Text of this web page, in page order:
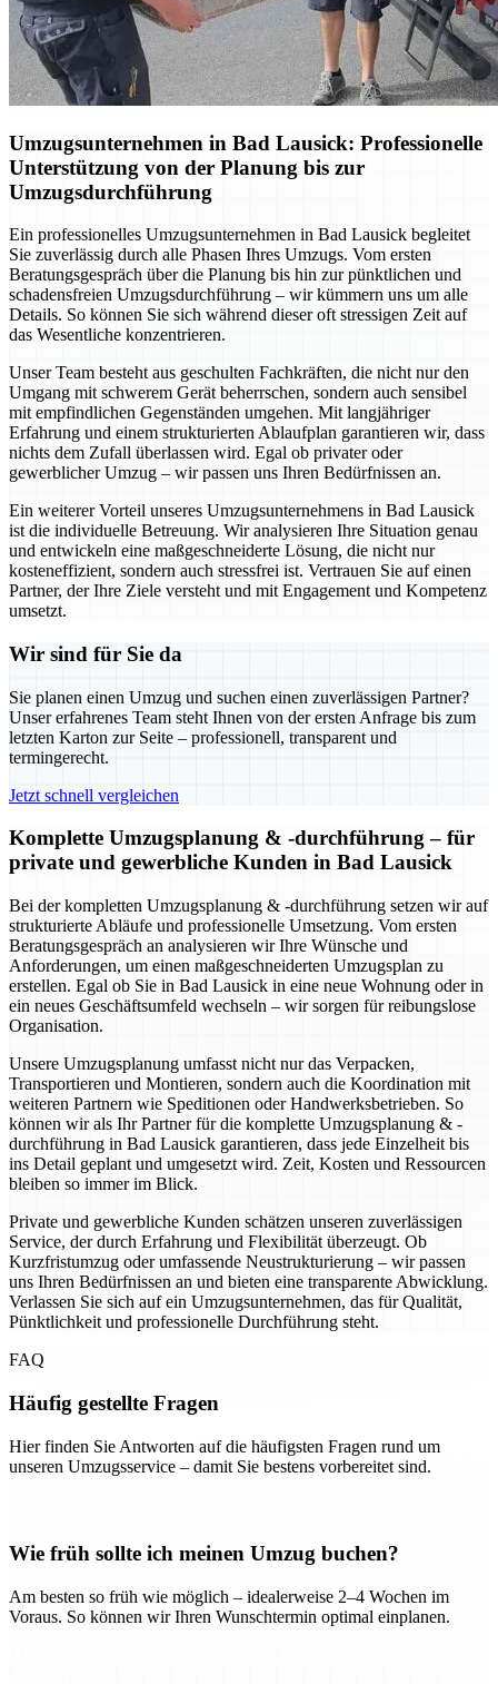
Umzugsunternehmen in Bad Lausick: Professionelle
Unterstützung von der Planung bis zur
Umzugsdurchführung
Ein professionelles Umzugsunternehmen in Bad Lausick begleitet
Sie zuverlässig durch alle Phasen Ihres Umzugs. Vom ersten
Beratungsgespräch über die Planung bis hin zur pünktlichen und
schadensfreien Umzugsdurchführung – wir kümmern uns um alle
Details. So können Sie sich während dieser oft stressigen Zeit auf
das Wesentliche konzentrieren.
Unser Team besteht aus geschulten Fachkräften, die nicht nur den
Umgang mit schwerem Gerät beherrschen, sondern auch sensibel
mit empfindlichen Gegenständen umgehen. Mit langjähriger
Erfahrung und einem strukturierten Ablaufplan garantieren wir, dass
nichts dem Zufall überlassen wird. Egal ob privater oder
gewerblicher Umzug – wir passen uns Ihren Bedürfnissen an.
Ein weiterer Vorteil unseres Umzugsunternehmens in Bad Lausick
ist die individuelle Betreuung. Wir analysieren Ihre Situation genau
und entwickeln eine maßgeschneiderte Lösung, die nicht nur
kosteneffizient, sondern auch stressfrei ist. Vertrauen Sie auf einen
Partner, der Ihre Ziele versteht und mit Engagement und Kompetenz
umsetzt.
Wir sind für Sie da
Sie planen einen Umzug und suchen einen zuverlässigen Partner?
Unser erfahrenes Team steht Ihnen von der ersten Anfrage bis zum
letzten Karton zur Seite – professionell, transparent und
termingerecht.
Jetzt schnell vergleichen
Komplette Umzugsplanung & -durchführung – für
private und gewerbliche Kunden in Bad Lausick
Bei der kompletten Umzugsplanung & -durchführung setzen wir auf
strukturierte Abläufe und professionelle Umsetzung. Vom ersten
Beratungsgespräch an analysieren wir Ihre Wünsche und
Anforderungen, um einen maßgeschneiderten Umzugsplan zu
erstellen. Egal ob Sie in Bad Lausick in eine neue Wohnung oder in
ein neues Geschäftsumfeld wechseln – wir sorgen für reibungslose
Organisation.
Unsere Umzugsplanung umfasst nicht nur das Verpacken,
Transportieren und Montieren, sondern auch die Koordination mit
weiteren Partnern wie Speditionen oder Handwerksbetrieben. So
können wir als Ihr Partner für die komplette Umzugsplanung & -
durchführung in Bad Lausick garantieren, dass jede Einzelheit bis
ins Detail geplant und umgesetzt wird. Zeit, Kosten und Ressourcen
bleiben so immer im Blick.
Private und gewerbliche Kunden schätzen unseren zuverlässigen
Service, der durch Erfahrung und Flexibilität überzeugt. Ob
Kurzfristumzug oder umfassende Neustrukturierung – wir passen
uns Ihren Bedürfnissen an und bieten eine transparente Abwicklung.
Verlassen Sie sich auf ein Umzugsunternehmen, das für Qualität,
Pünktlichkeit und professionelle Durchführung steht.
FAQ
Häufig gestellte Fragen
Hier finden Sie Antworten auf die häufigsten Fragen rund um
unseren Umzugsservice – damit Sie bestens vorbereitet sind.
Wie früh sollte ich meinen Umzug buchen?
Am besten so früh wie möglich – idealerweise 2–4 Wochen im
Voraus. So können wir Ihren Wunschtermin optimal einplanen.